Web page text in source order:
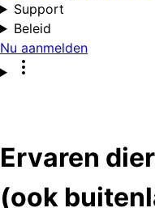
Support
Beleid
Nu aanmelden
Ervaren
(ook